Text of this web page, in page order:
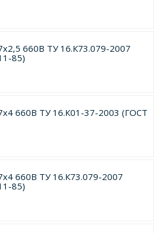
660В ТУ 16.К73.079-2007
85)
660В ТУ 16.К01-37-2003 (ГОСТ
660В ТУ 16.К73.079-2007
85)